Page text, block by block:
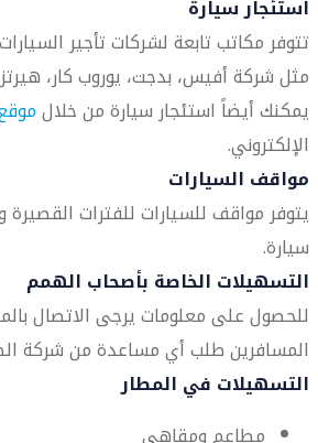
استئجار سيارة
تتوفر مكاتب تابعة لشركات تأجير
مثل شركة أفيس، بدجت، يوروب كار،
يمكنك أيضاً استئجار سيارة من خلال
الإلكتروني.
مواقف السيارات
سيارة.
التسهيلات الخاصة بأصحاب الهمم
للحصول على معلومات يرجى الاتصال
المسافرين طلب أي مساعدة من شركة
التسهيلات في المطار
مطاعم ومقاهي